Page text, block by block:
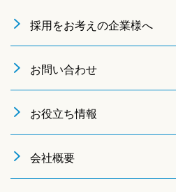
採用をお考えの企業様へ
お問い合わせ
お役立ち情報
会社概要